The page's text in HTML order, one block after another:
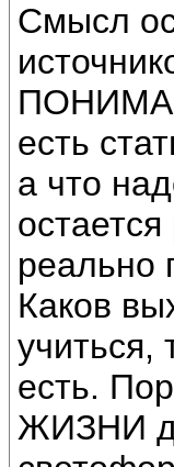
Смысл
есть
а что
реально
Каков
учиться,
есть.
ЖИЗНИ